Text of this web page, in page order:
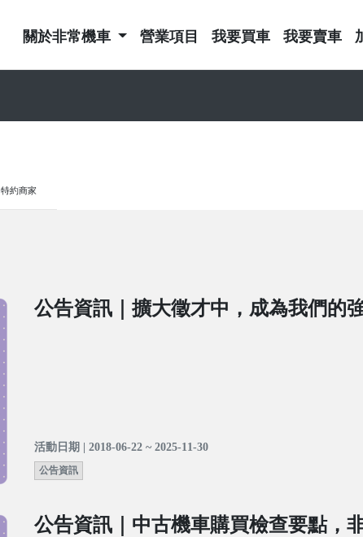
關於非常機車 營業項目 我要買車 我要賣車
特約商家
公告資訊｜擴大徵才中，成為我們的
活動日期 | 2018-06-22 ~ 2025-11-30
公告資訊
公告資訊｜中古機車購買檢查要點，